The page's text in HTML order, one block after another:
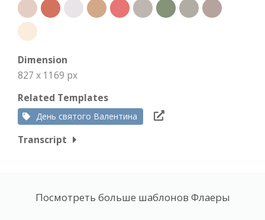
Dimension
827 x 1169 px
Related Templates
День святого Валентина
Transcript
Посмотреть больше шаблонов Флаеры